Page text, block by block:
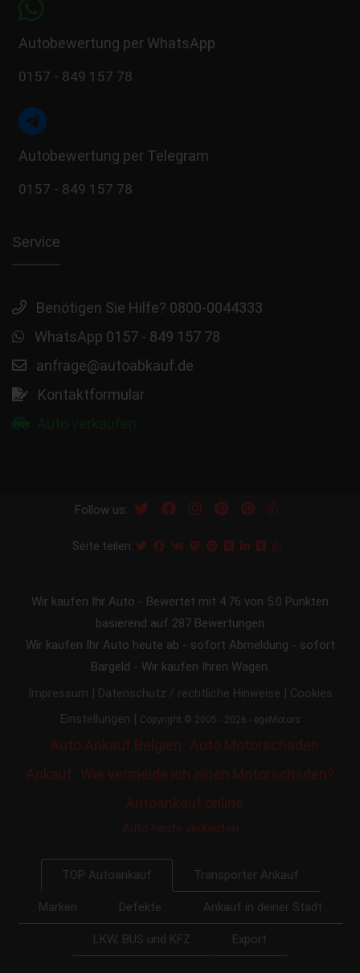
Autobewertung per WhatsApp
0157 - 849 157 78
Autobewertung per Telegram
0157 - 849 157 78
Service
Benötigen Sie Hilfe? 0800-0044333
WhatsApp 0157 - 849 157 78
anfrage@autoabkauf.de
Kontaktformular
Follow us:
Seite teilen:
Wir kaufen Ihr Auto - Bewertet mit 4.76 von 5.0 Punkten
basierend auf 287 Bewertungen
Wir kaufen Ihr Auto heute ab - sofort Abmeldung - sofort
Bargeld - Wir kaufen Ihren Wagen.
Impressum | Datenschutz / rechtliche Hinweise | Cookies
Einstellungen | Copyright © 2005 - 2026 - egeMotors
Auto Ankauf Belgien
Auto Motorschaden
Ankauf Wie vermeide ich einen Motorschaden?
Autoankauf online
Auto heute verkaufen
TOP Autoankauf Transporter Ankauf
Marken Defekte Ankauf in deiner Stadt
LKW, BUS und KFZ Export